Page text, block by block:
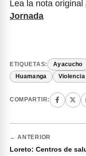
Lea la nota original
Jornada
ETIQUETAS: Ayacucho
Huamanga
COMPARTIR:
← ANTERIOR
Loreto: Centros de